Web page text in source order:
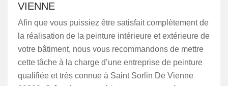
VIENNE
Afin que vous puissiez être satisfait complètement de
la réalisation de la peinture intérieure et extérieure de
votre bâtiment, nous vous recommandons de mettre
cette tâche à la charge d’une entreprise de peinture
qualifiée et très connue à Saint Sorlin De Vienne